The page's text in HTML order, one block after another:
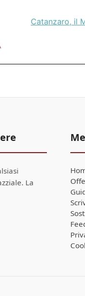
Catanzaro, il
La